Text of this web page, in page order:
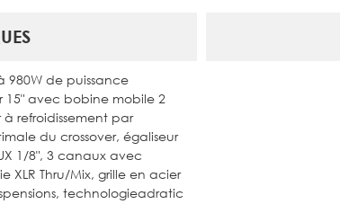
980W de puissance
15" avec bobine mobile 2
refroidissement par
du crossover, égaliseur
1/8", 3 canaux avec
XLR Thru/Mix, grille en acier
technologieadratic